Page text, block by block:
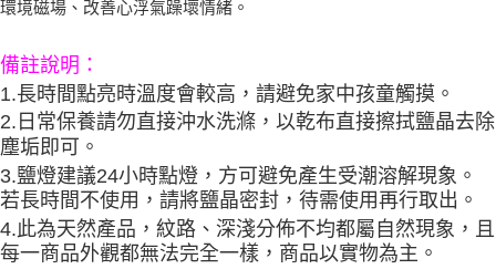
環境磁場、改善心浮氣躁壞情緒。
備註說明：
1.長時間點亮時溫度會較高，請避免家中孩童觸摸。
2.日常保養請勿直接沖水洗滌，以乾布直接擦拭鹽晶去除
塵垢即可。
3.鹽燈建議24小時點燈，方可避免產生受潮溶解現象。
若長時間不使用，請將鹽晶密封，待需使用再行取出。
4.此為天然產品，紋路、深淺分佈不均都屬自然現象，且
每一商品外觀都無法完全一樣，商品以實物為主。